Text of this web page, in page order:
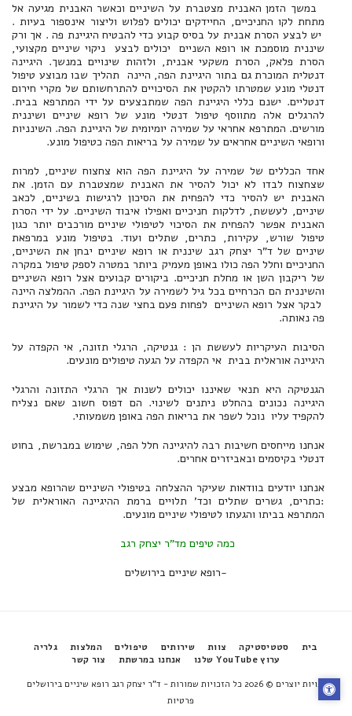
במשך הזמן האבנית מצטברת על השיניים וכאשר האבנית מגיעה אל
מתחת לקו החניכיים, החיידקים יכולים לפלוש וליצור אינספור בעיות .
יש לבצע הסרת אבנית על בסיס קבוע כדי להבטיח היגיינת פה . אך ורק
שיננית מוסמכת או רופא השניים יכולים לבצע ניקוי שיניים מקצועי,
הסרת פלאק, הסרת משקעי אבנית, ולזהות שינויים במנשך. היגיינה
דנטלית המוכרת גם בתור היגיינת הפה, היינה תהליך שבו מבוצע טיפול
דנטלי מונע שמטרתו להקטין את הסיכויים להתרחשותם של מקרי חירום
דנטליים. ישנם כללי היגיינת הפה שמתבצעים על ידי המתרפא בבית.
להרגלים אלה מתווסף טיפול דנטלי מונע של רופא שיניים ושיננית
מורשים. המתרפא אחראי על שמירה יומיומית של היגיינת הפה. השינניות
ורופאי השיניים אחראים על שמירה על בריאות הפה כטיפול מונע.
אחד הכללים של שמירה על היגיינת הפה הוא צחצוח שיניים, למרות
שצחצוח לבדו לא יכול להסיר את האבנית שמצטברת עם הזמן. את
האבנית יש להסיר כדי להפחית את הסיכון לרגישות בשיניים, לכאב
שיניים, לעששת, לדלקות חניכיים ואפילו איבוד השיניים. על ידי הסרת
האבנית אפשר להפחית את הסיכוי לטיפולי שיניים מורכבים יותר כגון
טיפול שורש, עקירות, כתרים, שתלים ועוד. בטיפול מונע במרפאת
שיניים של ד"ר יצחק רגב שיננית או רופא שיניים יבחן את השיניים,
החניכיים וחלל הפה כולו באופן מעמיק ביותר במטרה לספק טיפול במקרה
של ריקבון השן או מחלת חניכיים. ביקורים קבועים אצל רופא השיניים
והשיננית הם הכרחיים בכל גיל לשמירה על היגיינת הפה. ההמלצה היינה
לבקר אצל רופא השיניים לפחות פעם בחצי שנה כדי לשמור על היגיינת
פה נאותה.
הסיבות העיקריות לעששת הן : גנטיקה, הרגלי תזונה, אי הקפדה על
היגיינה אוראלית בבית אי הקפדה על הגעה טיפולים מונעים.
הגנטיקה היא תנאי שאיננו יכולים לשנות אך הרגלי התזונה והרגלי
היגיינה נכונים בהחלט ניתנים לשינוי. הם דפוס חשוב שאם נצליח
להקפיד עליו נוכל לשפר את בריאות הפה באופן משמעותי.
אנחנו מייחסים חשיבות רבה להיגיינה חלל הפה, שימוש במברשת, בחוט
דנטלי בקיסמים ובאביזרים אחרים.
אנחנו יודעים בוודאות שעיקר ההצלחה בטיפולי השיניים שהרופא מבצע
:כתרים, גשרים שתלים וכד' תלויים ברמת ההיגיינה האוראלית של
המתרפא בביתו והגעתו לטיפולי שיניים מונעים.
כמה טיפים מד"ר יצחק רגב
-רופא שיניים בירושלים
בית סטטיסטיקה צוות שירותים טיפולים המלצות
גלריה
ערוץ YouTube שלנו
אנחנו במרשתת צור קשר
זכויות יוצרים © 2026 כל הזכויות שמורות -
ד"ר יצחק רגב רופא שיניים בירושלים
פרטיות